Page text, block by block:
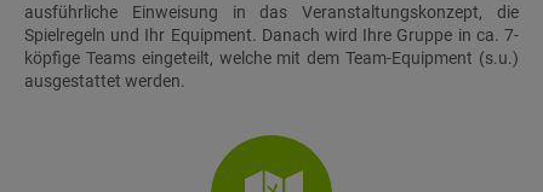
ausführliche Einweisung in das Veranstaltungskonzept, die
Spielregeln und Ihr Equipment. Danach wird Ihre Gruppe in ca. 7-
köpfige Teams eingeteilt, welche mit dem Team-Equipment (s.u.)
ausgestattet werden.